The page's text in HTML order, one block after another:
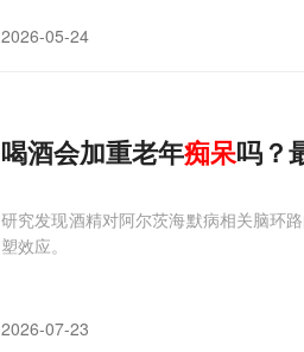
2026-05-24
喝酒会加重老年痴呆吗？
研究发现酒精对阿尔茨海默病相关脑环
塑效应。
2026-07-23